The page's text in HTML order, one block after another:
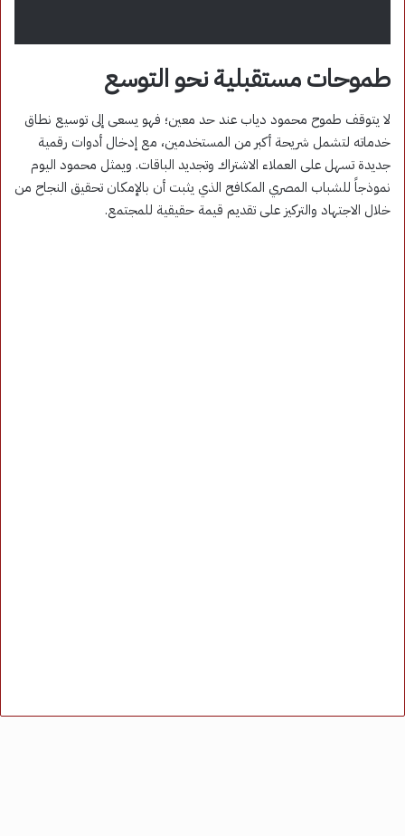
طموحات مستقبلية نحو التوسع
لا يتوقف طموح محمود دياب عند حد معين؛ فهو يسعى إلى توسيع نطاق
خدماته لتشمل شريحة أكبر من المستخدمين، مع إدخال أدوات رقمية
جديدة تسهل على العملاء الاشتراك وتجديد الباقات. ويمثل محمود اليوم
نموذجاً للشباب المصري المكافح الذي يثبت أن بالإمكان تحقيق النجاح من
خلال الاجتهاد والتركيز على تقديم قيمة حقيقية للمجتمع.